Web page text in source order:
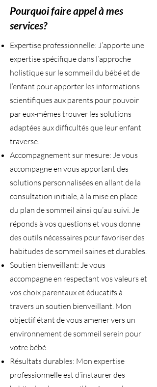
Pourquoi faire appel à mes
services?
Expertise professionnelle: J’apporte une
expertise spécifique dans l’approche
holistique sur le sommeil du bébé et de
l’enfant pour apporter les informations
scientifiques aux parents pour pouvoir
par eux-mêmes trouver les solutions
adaptées aux difficultés que leur enfant
traverse.
Accompagnement sur mesure: Je vous
accompagne en vous apportant des
solutions personnalisées en allant de la
consultation initiale, à la mise en place
du plan de sommeil ainsi qu’au suivi. Je
réponds à vos questions et vous donne
des outils nécessaires pour favoriser des
habitudes de sommeil saines et durables.
Soutien bienveillant: Je vous
accompagne en respectant vos valeurs et
vos choix parentaux et éducatifs à
travers un soutien bienveillant. Mon
objectif étant de vous amener vers un
environnement de sommeil serein pour
votre bébé.
Résultats durables: Mon expertise
professionnelle est d’instaurer des